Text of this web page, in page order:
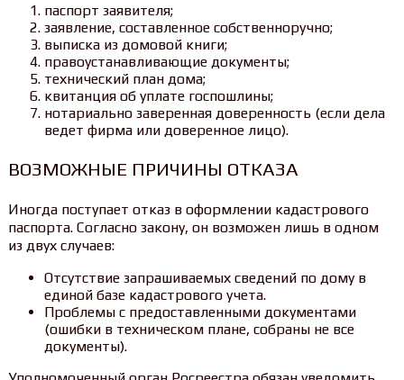
паспорт заявителя;
заявление, составленное собственноручно;
выписка из домовой книги;
правоустанавливающие документы;
технический план дома;
квитанция об уплате госпошлины;
нотариально заверенная доверенность (если дела
ведет фирма или доверенное лицо).
ВОЗМОЖНЫЕ ПРИЧИНЫ ОТКАЗА
Иногда поступает отказ в оформлении кадастрового
паспорта. Согласно закону, он возможен лишь в одном
из двух случаев:
Отсутствие запрашиваемых сведений по дому в
единой базе кадастрового учета.
Проблемы с предоставленными документами
(ошибки в техническом плане, собраны не все
документы).